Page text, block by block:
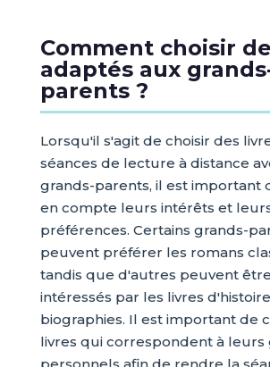
Comment choisir
adaptés aux
parents ?
Lorsqu'il s'agit de choisir des
séances de lecture à distance
grands-parents, il est important
en compte leurs intérêts et
préférences. Certains grands-
peuvent préférer les romans
tandis que d'autres peuvent
intéressés par les livres
biographies. Il est important de
livres qui correspondent à leurs